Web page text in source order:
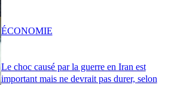
Le choc causé par la guerre en Iran est
important mais ne devrait pas durer, selon
ÉCONOMIE